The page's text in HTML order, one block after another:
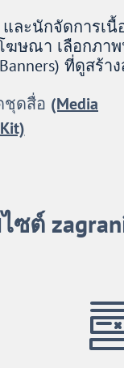
ละนักจัดการเ
ฆษณา เลือกภา
ที่ดูสร้า
ชุดสื่อ (Media
Kit)
ต์